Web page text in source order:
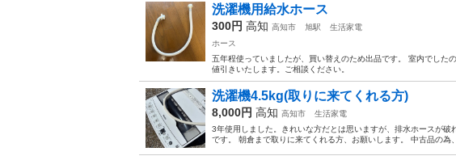
洗濯機用給水ホース
300円 高知 高知市 旭駅
生活家電
ホース
五年程使っていましたが、買い替えのため出品です。 室内でした
値引きいたします。ご相談ください。
洗濯機4.5kg(取りに来てくれる方)
8,000円 高知 高知市
生活家電
3年使用しました。きれいな方だとは思いますが、排水ホースが
です。 朝倉まで取りに来てくれる方、お願いします。 中古品の為